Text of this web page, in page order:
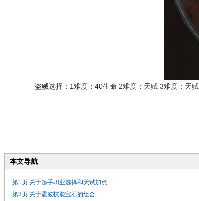
盗贼选择：1难度：40生命 2难度：天赋 3难度：天赋
本文导航
第1页:关于起手职业选择和天赋加点
第3页:关于震波技能宝石的组合